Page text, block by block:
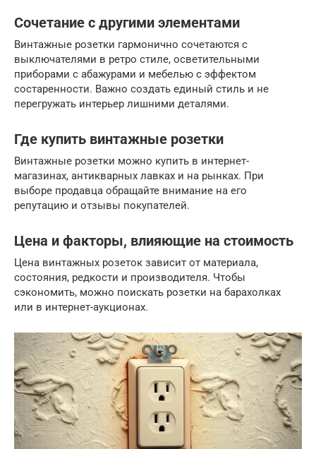
Сочетание с другими элементами
Винтажные розетки гармонично сочетаются с
выключателями в ретро стиле, осветительными
приборами с абажурами и мебелью с эффектом
состаренности. Важно создать единый стиль и не
перегружать интерьер лишними деталями.
Где купить винтажные розетки
Винтажные розетки можно купить в интернет-
магазинах, антикварных лавках и на рынках. При
выборе продавца обращайте внимание на его
репутацию и отзывы покупателей.
Цена и факторы, влияющие на стоимость
Цена винтажных розеток зависит от материала,
состояния, редкости и производителя. Чтобы
сэкономить, можно поискать розетки на барахолках
или в интернет-аукционах.